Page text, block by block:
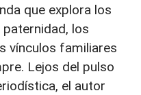
que explora los
los
vínculos familiares
Lejos del pulso
el autor